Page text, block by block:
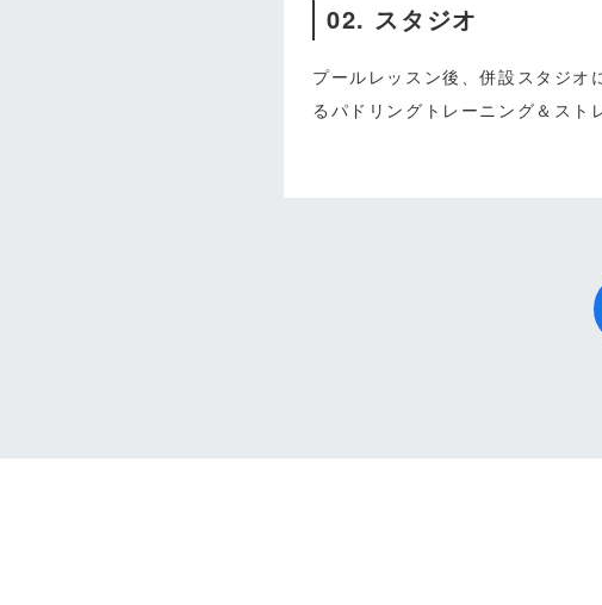
02. スタジオ
プールレッスン後、併設スタジオ
るパドリングトレーニング＆スト